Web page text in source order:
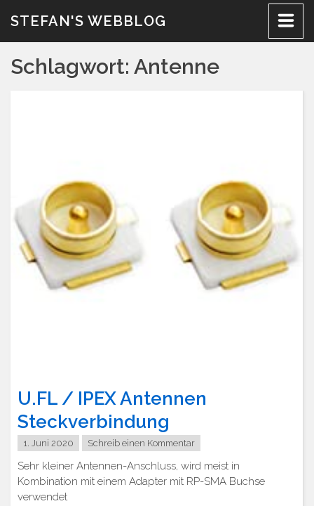
InhaltSTEFAN'S WEBBLOG
Schlagwort: Antenne
U.FL / IPEX Antennen
Steckverbindung
1. Juni 2020 Schreib einen Kommentar
Sehr kleiner Antennen-Anschluss, wird meist in
Kombination mit einem Adapter mit RP-SMA Buchse
verwendet